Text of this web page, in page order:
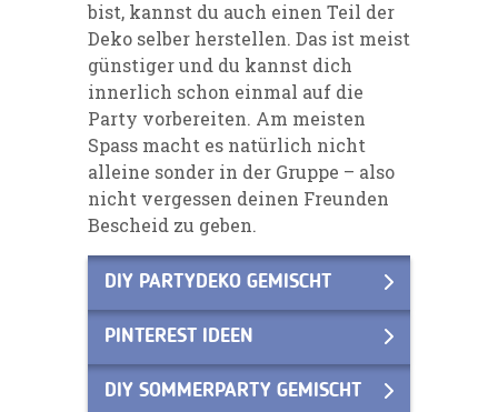
bist, kannst du auch einen Teil der
Deko selber herstellen. Das ist meist
günstiger und du kannst dich
innerlich schon einmal auf die
Party vorbereiten. Am meisten
Spass macht es natürlich nicht
alleine sonder in der Gruppe – also
nicht vergessen deinen Freunden
Bescheid zu geben.
DIY PARTYDEKO GEMISCHT
PINTEREST IDEEN
DIY SOMMERPARTY GEMISCHT